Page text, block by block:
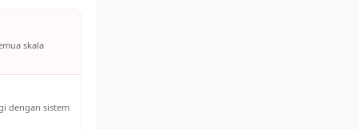
skala
dengan sistem